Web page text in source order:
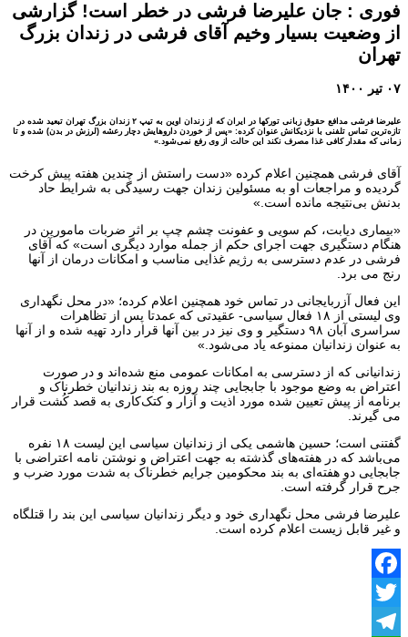
فوری : جان علیرضا فرشی در خطر است! گزارشی
از وضعیت بسیار وخیم آقای فرشی در زندان بزرگ
تهران
۰۷ تیر ۱۴۰۰
علیرضا فرشی مدافع حقوق زبانی تورکها در ایران که از زندان اوین به تیپ ۲ زندان بزرگ تهران تبعید شده در
تازه‌ترین تماس تلفنی با نزدیکانش عنوان کرده: «پس از خوردن داروهایش دچار رعشه‌ (لرزش در بدن) شده و تا
زمانی که مقدار کافی غذا مصرف نکند این حالت از وی رفع نمی‌شود.»
آقای فرشی همچنین اعلام کرده «دست راستش از چندین هفته پیش کرخت
گردیده و مراجعات او به مسئولین زندان جهت رسیدگی به شرایط حاد
بدنش بی‌نتیجه مانده است.»
«بیماری دیابت، کم سویی و عفونت چشم چپ بر اثر ضربات مامورین در
هنگام دستگیری جهت اجرای حکم از جمله موارد دیگری است» که آقای
فرشی در عدم دسترسی به رژیم غذایی مناسب و امکانات درمان از آنها
رنج می برد.
این فعال آزربایجانی در تماس خود همچنین اعلام کرده؛ «در محل نگهداری
وی لیستی از ۱۸ فعال سیاسی- عقیدتی که عمدتا پس از تظاهرات
سراسری آبان ۹۸ دستگیر و وی نیز در بین آنها قرار دارد تهیه شده و از آنها
به عنوان زندانیان ممنوعه یاد می‌شود.»
زندانیانی که از دسترسی به امکانات عمومی منع شده‌اند و در صورت
اعتراض به وضع موجود با جابجایی چند روزه به بند زندانیان خطرناک و
برنامه از پیش تعیین شده مورد اذیت و آزار و کتک‌کاری به قصد کُشت قرار
می گیرند.
گفتنی است؛ حسین هاشمی یکی از زندانیان سیاسی این لیست ۱۸ نفره
می‌باشد که در هفته‌های گذشته به جهت اعتراض و نوشتن نامه اعتراضی با
جابجایی دو هفته‌ای به بند محکومین جرایم خطرناک به شدت مورد ضرب و
جرح قرار گرفته است.
علیرضا فرشی محل نگهداری خود و دیگر زندانیان سیاسی این بند را قتلگاه
و غیر قابل زیست اعلام کرده است.
Facebook
Twitter